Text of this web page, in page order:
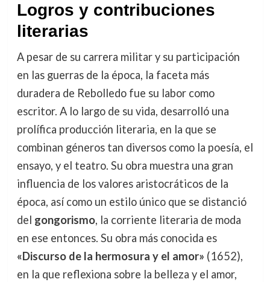
Logros y contribuciones
literarias
A pesar de su carrera militar y su participación
en las guerras de la época, la faceta más
duradera de Rebolledo fue su labor como
escritor. A lo largo de su vida, desarrolló una
prolífica producción literaria, en la que se
combinan géneros tan diversos como la poesía, el
ensayo, y el teatro. Su obra muestra una gran
influencia de los valores aristocráticos de la
época, así como un estilo único que se distanció
del gongorismo, la corriente literaria de moda
en ese entonces. Su obra más conocida es
«Discurso de la hermosura y el amor» (1652),
en la que reflexiona sobre la belleza y el amor,